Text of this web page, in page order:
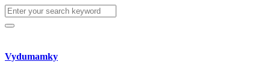
Search
for:
Search
Vydumamky